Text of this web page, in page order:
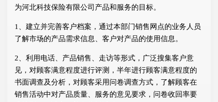
为河北科技保险有限公司产品和服务的目标。
1、建立并完善客户档案，通过本部门销售网点的业务人员
了解市场的产品需求信息、客户对产品的使用信息。
2、利用电话、产品销售、走访等形式，广泛搜集客户意
见，对顾客满意程度进行评测，半年进行顾客满意程度的
书面调查及分析，对顾客采用问卷调查方式，了解顾客在
销售活动中对产品质量、服务的意见要求，问卷收回率要